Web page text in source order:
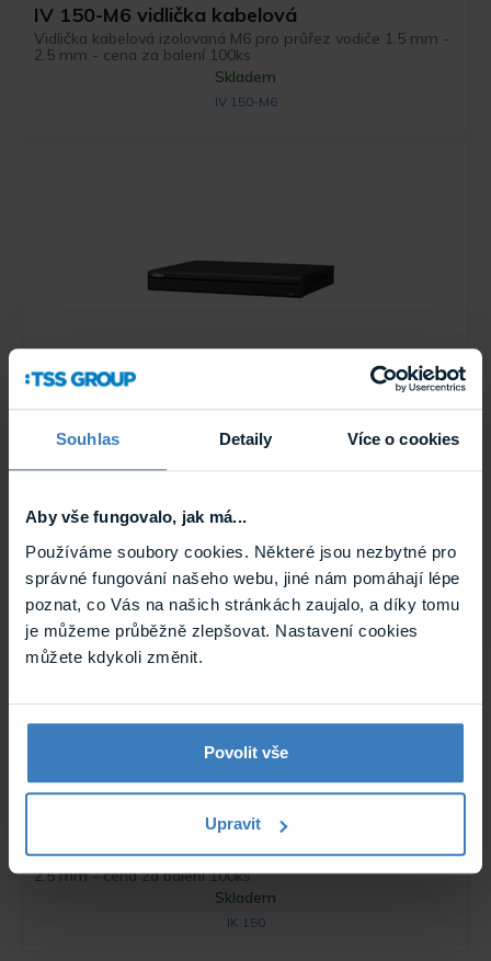
Souhlas Detaily Více o cookies
Aby vše fungovalo, jak má...
Používáme soubory cookies. Některé jsou nezbytné pro
správné fungování našeho webu, jiné nám pomáhají lépe
poznat, co Vás na našich stránkách zaujalo, a díky tomu
je můžeme průběžně zlepšovat. Nastavení cookies
můžete kdykoli změnit.
Povolit vše
Upravit
IV 150-M6 vidlička kabelová
Vidlička kabelová izolovaná M6 pro průřez vodiče 1.5 mm -
2.5 mm - cena za balení 100ks
Skladem
IV 150-M6
16CH DVR rent- pronájem NVR/DVR
Pronájem 16 kanálového NVR/DVR s HDD, bližší specifikace
uplatnění dealerské slevy.
16CH DVR rent
Kolík kulatý izolovaný d 4mm pro průřez vodiče 1.5 mm -
2.5 mm - cena za balení 100ks
Skladem
IK 150